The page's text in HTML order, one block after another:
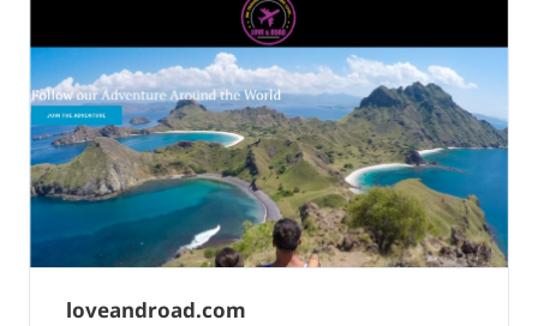
loveandroad.com